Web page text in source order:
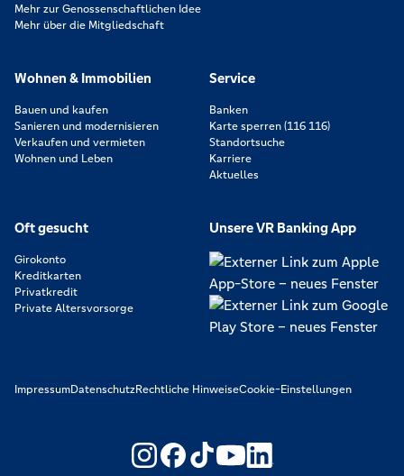
Mehr zur Genossenschaftlichen Idee
Mehr über die Mitgliedschaft
Wohnen & Immobilien
Bauen und kaufen
Sanieren und modernisieren
Verkaufen und vermieten
Wohnen und Leben
Service
Banken
Karte sperren (116 116)
Standortsuche
Karriere
Aktuelles
Oft gesucht
Girokonto
Kreditkarten
Privatkredit
Private Altersvorsorge
Unsere VR Banking App
ImpressumDatenschutzRechtliche HinweiseCookie-Einstellungen
https://www.youtube.com/
https://